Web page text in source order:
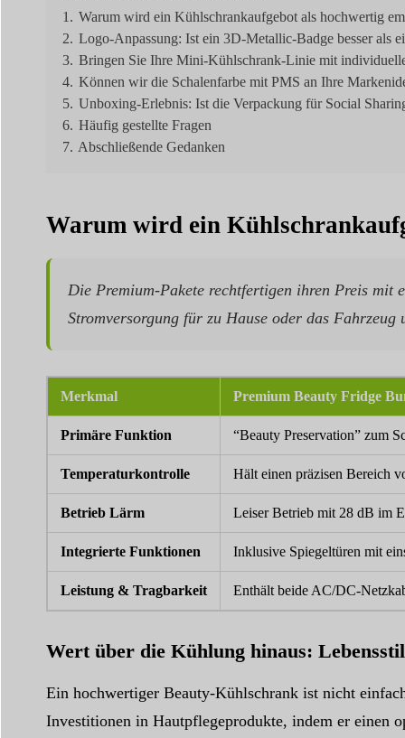
1. Warum wird ein Kühlschrankaufgebot als hochwertig
2. Logo-Anpassung: Ist ein 3D-Metallic-Badge besser als
3. Bringen Sie Ihre Mini-Kühlschrank-Linie mit
4. Können wir die Schalenfarbe mit PMS an Ihre
5. Unboxing-Erlebnis: Ist die Verpackung für Social
6. Häufig gestellte Fragen
7. Abschließende Gedanken
Warum wird ein
Die Premium-Pakete rechtfertigen ihren Preis
Stromversorgung für zu Hause oder das
Merkmal Premium Beauty Fridge
Primäre Funktion “Beauty Preservation” zum
Temperaturkontrolle Hält einen präzisen Bereich
Betrieb Lärm Leiser Betrieb mit 28 dB im
Integrierte Funktionen Inklusive Spiegeltüren mit
Leistung & Tragbarkeit Enthält beide AC/DC-
Wert über die Kühlung hinaus:
Ein hochwertiger Beauty-Kühlschrank ist nicht
Investitionen in Hautpflegeprodukte, indem er einen